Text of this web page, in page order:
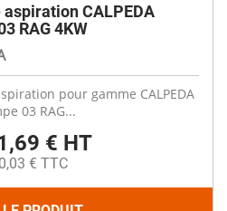
aspiration CALPEDA
RAG 4KW
pour gamme CALPEDA
03 RAG...
€ HT
€ TTC